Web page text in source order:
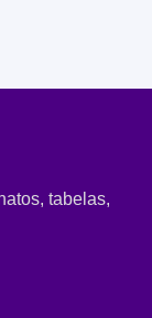
tabelas,